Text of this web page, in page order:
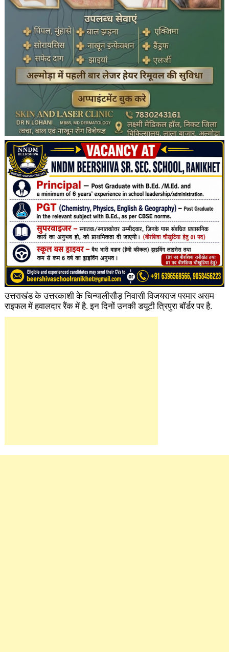
उत्तराखंड के उत्तरकाशी के चिन्यालीसौड़ निवासी विजयराज परमार असम
राइफल में हवालदार रैंक में है. इन दिनों उनकी डयूटी त्रिपुरा बॉर्डर पर है.